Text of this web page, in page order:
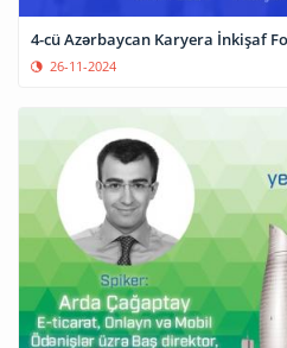
4-cü Azərbaycan Karyera İnkişaf
26-11-2024